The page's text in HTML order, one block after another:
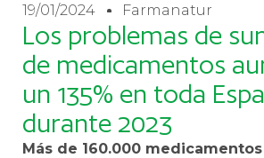
19/01/2024 Farmanatur
Los problemas de
de medicamentos
un 135% en toda
durante 2023
Más de 160.000